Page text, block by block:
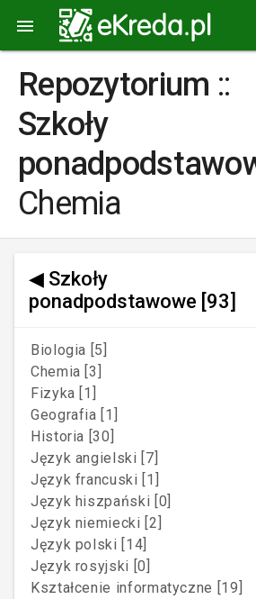

Repozytorium ::
Szkoły
Chemia
◀ Szkoły
ponadpodstawowe [93]
Biologia [5]
Chemia [3]
Fizyka [1]
Geografia [1]
Historia [30]
Język angielski [7]
Język francuski [1]
Język hiszpański [0]
Język niemiecki [2]
Język polski [14]
Język rosyjski [0]
Kształcenie informatyczne [19]